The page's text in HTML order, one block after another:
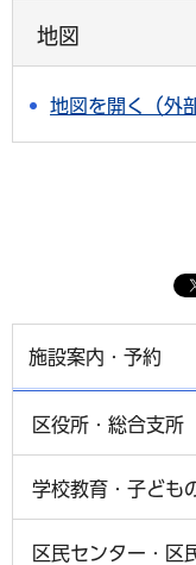
地図
地図を開く（外
施設案内・予約
区役所・総合支所
学校教育・子ども
区民センター・区